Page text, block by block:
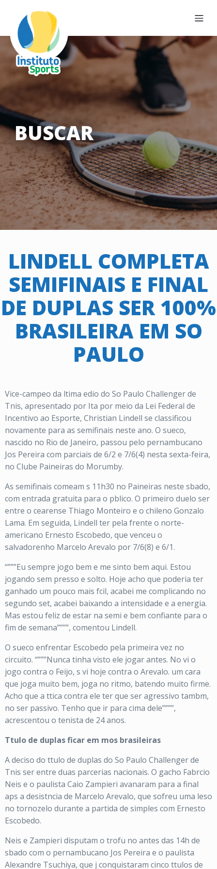
BUSCAR
LINDELL COMPLETA
SEMIFINAIS E FINAL
DE DUPLAS SER 100%
BRASILEIRA EM SO
PAULO
Vice-campeo da ltima edio do So Paulo Challenger de
Tnis, apresentado por Ita por meio da Lei Federal de
Incentivo ao Esporte, Christian Lindell se classificou
novamente para as semifinais neste ano. O sueco,
nascido no Rio de Janeiro, passou pelo pernambucano
Jos Pereira com parciais de 6/2 e 7/6(4) nesta sexta-feira,
no Clube Paineiras do Morumby.
As semifinais comeam s 11h30 no Paineiras neste sbado,
com entrada gratuita para o pblico. O primeiro duelo ser
entre o cearense Thiago Monteiro e o chileno Gonzalo
Lama. Em seguida, Lindell ter pela frente o norte-
americano Ernesto Escobedo, que venceu o
salvadorenho Marcelo Arevalo por 7/6(8) e 6/1.
“”””Eu sempre jogo bem e me sinto bem aqui. Estou
jogando sem presso e solto. Hoje acho que poderia ter
ganhado um pouco mais fcil, acabei me complicando no
segundo set, acabei baixando a intensidade e a energia.
Mas estou feliz de estar na semi e bem confiante para o
fim de semana””””, comentou Lindell.
O sueco enfrentar Escobedo pela primeira vez no
circuito. “”””Nunca tinha visto ele jogar antes. No vi o
jogo contra o Feijo, s vi hoje contra o Arevalo. um cara
que joga muito bem, joga no ritmo, batendo muito firme.
Acho que a ttica contra ele ter que ser agressivo tambm,
no ser passivo. Tenho que ir para cima dele””””,
acrescentou o tenista de 24 anos.
Ttulo de duplas ficar em mos brasileiras
A deciso do ttulo de duplas do So Paulo Challenger de
Tnis ser entre duas parcerias nacionais. O gacho Fabrcio
Neis e o paulista Caio Zampieri avanaram para a final
aps a desistncia de Marcelo Arevalo, que sofreu uma leso
no tornozelo durante a partida de simples com Ernesto
Escobedo.
Neis e Zampieri disputam o trofu no antes das 14h de
sbado com o pernambucano Jos Pereira e o paulista
Alexandre Tsuchiya, que j conquistaram cinco ttulos de